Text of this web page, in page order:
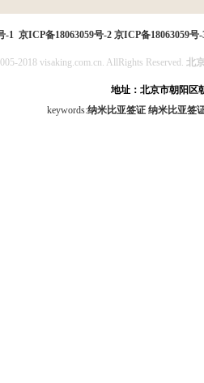
-1 京ICP备18063059号-2 京ICP备18063059号-
2018 visaking.com.cn. AllRights Reserved. 北
地址：北京市朝阳区
keywords:纳米比亚签证 纳米比亚签